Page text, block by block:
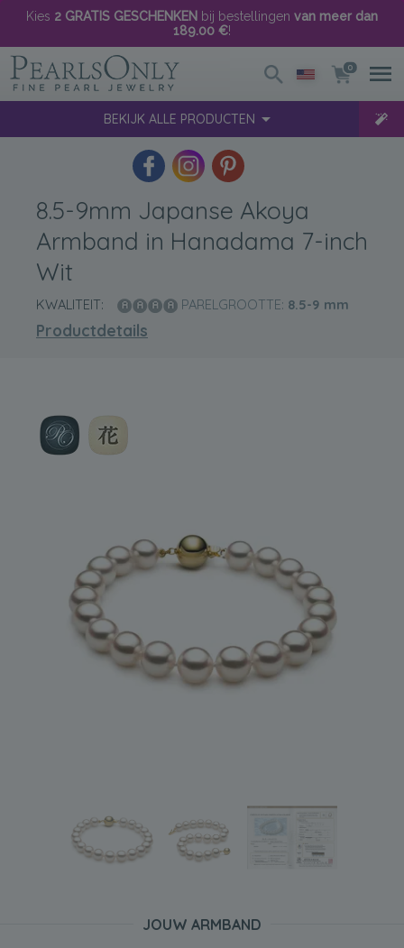
Kies 2 GRATIS GESCHENKEN bij bestellingen van meer dan
189.00 €!
0
BEKIJK ALLE PRODUCTEN
8.5-9mm Japanse Akoya
Armband in Hanadama 7-inch
Wit
KWALITEIT: PARELGROOTTE: 8.5-9 mm
Productdetails
JOUW ARMBAND